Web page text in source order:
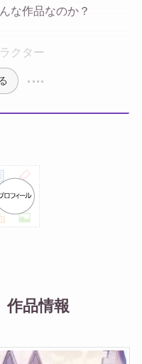
な作品なのか？
クター
作品情報